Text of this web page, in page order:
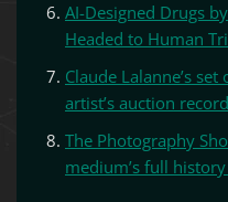
AI-Designed Drugs
Headed to Human
Claude Lalanne’s
artist’s auction
The Photography
medium’s full